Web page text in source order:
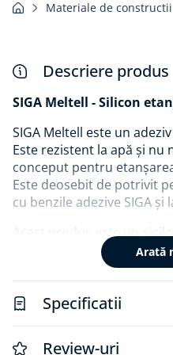
Materiale de constructii
Descriere produs
SIGA Meltell - Silicon
SIGA Meltell este un
Este rezistent la apă și nu
conceput pentru
Este deosebit de potrivit
cu benzile adezive SIGA
Acest produs este un
că combină cele mai
silicon și poliuretan. Este
Este ideal pentru
aplicații în învelișul clădirii. P
Arată
Specificatii
Review-uri